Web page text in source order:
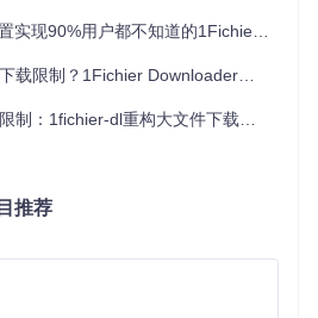
的飞跃。实测显示，原本需要14小时
自动续传
记录每个文件的下载进度，当网络
从断点处继续下载，避免重复劳动。
载任务可在网络恢复后自动续传。
90%用户都不知道的1Fichier全速下载方案
？1Fichier Downloader多代理加速方案详解
dl重构大文件下载效率，提速300%的实战指南
推荐